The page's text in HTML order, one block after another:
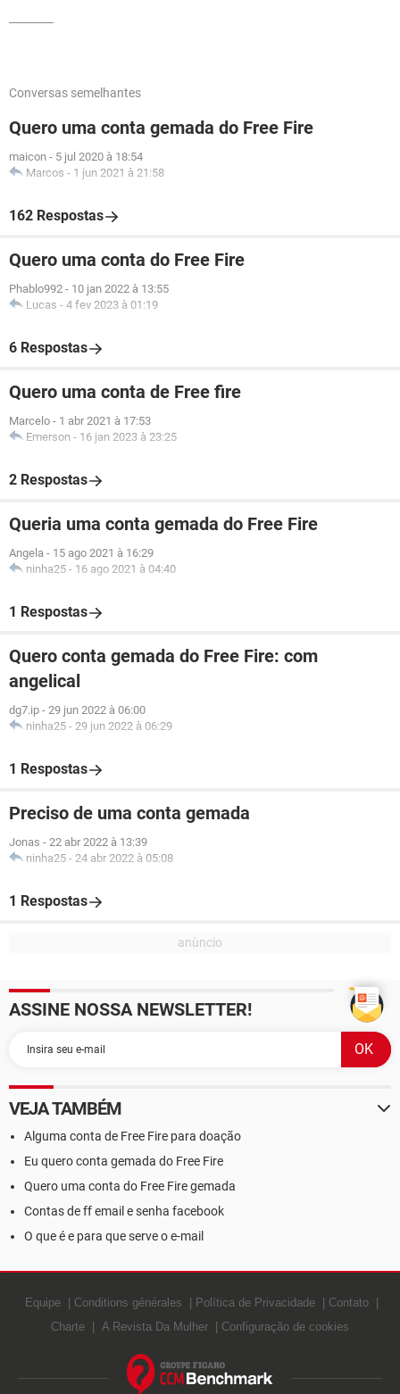
Conversas semelhantes
Quero uma conta gemada do Free Fire
maicon - 5 jul 2020 à 18:54
Marcos - 1 jun 2021 à 21:58
162 Respostas
Quero uma conta do Free Fire
Phablo992 - 10 jan 2022 à 13:55
Lucas - 4 fev 2023 à 01:19
6 Respostas
Quero uma conta de Free fire
Marcelo - 1 abr 2021 à 17:53
Emerson - 16 jan 2023 à 23:25
2 Respostas
Queria uma conta gemada do Free Fire
Angela - 15 ago 2021 à 16:29
ninha25 - 16 ago 2021 à 04:40
1 Respostas
Quero conta gemada do Free Fire: com
angelical
dg7.ip - 29 jun 2022 à 06:00
ninha25 - 29 jun 2022 à 06:29
1 Respostas
Preciso de uma conta gemada
Jonas - 22 abr 2022 à 13:39
ninha25 - 24 abr 2022 à 05:08
1 Respostas
ASSINE NOSSA NEWSLETTER!
VEJA TAMBÉM
Alguma conta de Free Fire para doação
Eu quero conta gemada do Free Fire
Quero uma conta do Free Fire gemada
Contas de ff email e senha facebook
O que é e para que serve o e-mail
Equipe Conditions générales Política de Privacidade
Contato
Charte
A Revista Da Mulher Configuração de cookies